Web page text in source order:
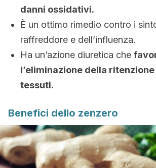
danni ossidativi.
È un ottimo rimedio contro i
raffreddore e dell’influenza.
Ha un’azione diuretica che
l’eliminazione della
tessuti.
Benefici dello zenzero